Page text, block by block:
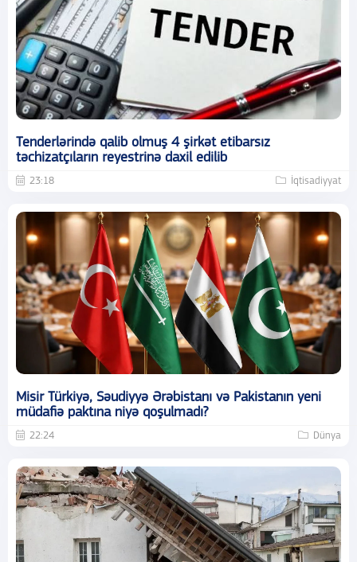
Tenderlərində qalib olmuş 4 şirkət etibarsız
təchizatçıların reyestrinə daxil edilib
23:18 İqtisadiyyat
Misir Türkiyə, Səudiyyə Ərəbistanı və Pakistanın yeni
müdafiə paktına niyə qoşulmadı?
22:24 Dünya